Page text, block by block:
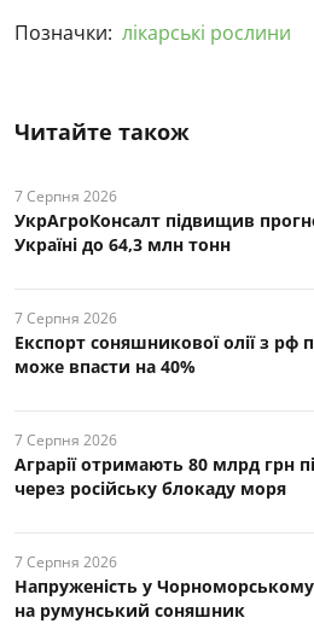
Позначки: лікарські рослини
Читайте також
7 Серпня 2026
УкрАгроКонсалт підвищив
Україні до 64,3 млн тонн
7 Серпня 2026
Експорт соняшникової олії з рф
може впасти на 40%
7 Серпня 2026
Аграрії отримають 80 млрд грн
через російську блокаду моря
7 Серпня 2026
Напруженість у Чорноморському
на румунський соняшник